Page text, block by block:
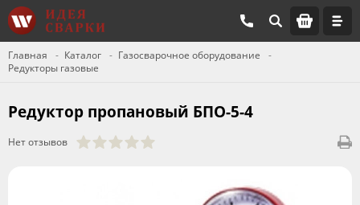
Главная Каталог
Газосварочное оборудование
Редукторы газовые
Редуктор пропановый БПО-5-4
Нет отзывов